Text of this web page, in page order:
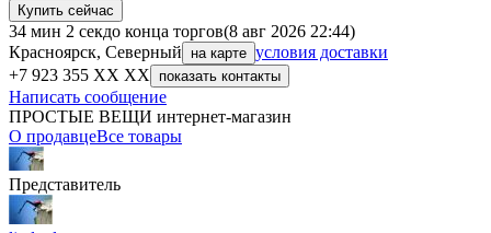
Купить сейчас
34 мин 2 секдо конца торгов(8 авг 2026 22:44)
Красноярск, Северный
на карте условия доставки
+7 923 355 XX XX
показать контакты
Написать сообщение
ПРОСТЫЕ ВЕЩИ интернет-магазин
О продавцеВсе товары
Представитель